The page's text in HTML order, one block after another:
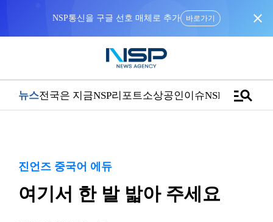
바로가기 close
뉴스전국은 지금NSP리포트소상공인이슈NSPTVmanage_search
진언즈 중국어 에듀
여기서 한 발 밟아 주세요